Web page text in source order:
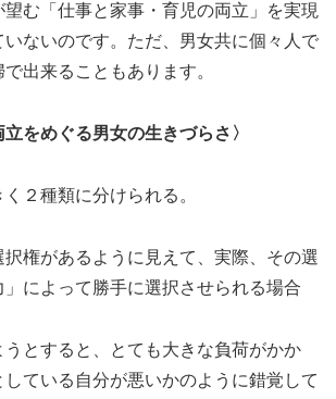
望む「仕事と家事・育児の両立」を実現
ないのです。ただ、男女共に個々人で
出来ることもあります。
立をめぐる男女の生きづらさ〉
２種類に分けられる。
択権があるように見えて、実際、その選
によって勝手に選択させられる場合
うとすると、とても大きな負荷がかか
している自分が悪いかのように錯覚して